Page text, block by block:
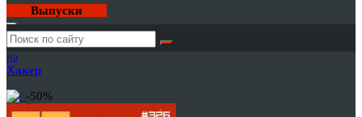
Выпуски
Годовая
подписка
на
Хакер
-50%